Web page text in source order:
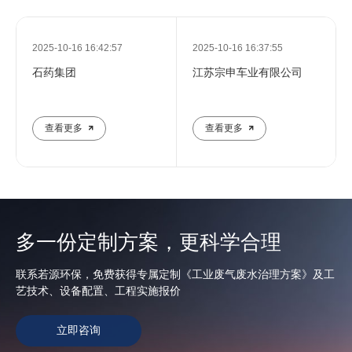
2025-10-16 16:42:57
石药集团
查看更多
2025-10-16 16:37:55
江苏宗申车业有限公司
查看更多
多一份定制方案，更科学合理
联系若源环保，免费获得专属定制《工业废气废水治理方案》及工
艺技术、设备配置、工程实施报价
立即咨询